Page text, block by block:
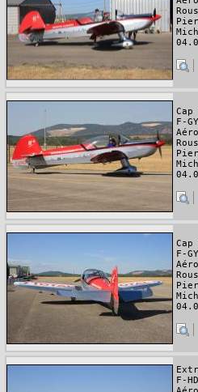
Cap
F-
Cap
F-
F-